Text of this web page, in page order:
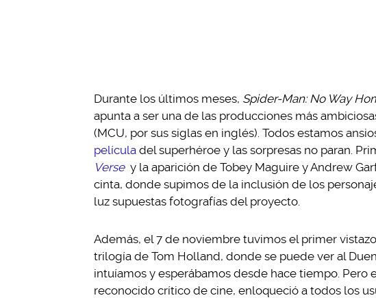
Durante los últimos meses, Spider-Man: No Way
apunta a ser una de las producciones más
(MCU, por sus siglas en inglés). Todos estamos
película del superhéroe y las sorpresas no paran.
Verse y la aparición de Tobey Maguire y Andrew
cinta, donde supimos de la inclusión de los
luz supuestas fotografías del proyecto.
Además, el 7 de noviembre tuvimos el primer
trilogía de Tom Holland, donde se puede ver al
intuíamos y esperábamos desde hace tiempo. Pero
reconocido crítico de cine, enloqueció a todos los